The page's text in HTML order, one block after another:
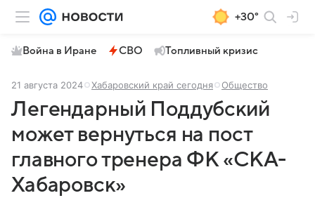
+30°
Война в Иране СВО Топливный кризис
21 августа 2024 Хабаровский край сегодня Общество
Легендарный Поддубский
может вернуться на пост
главного тренера ФК «СКА-
Хабаровск»